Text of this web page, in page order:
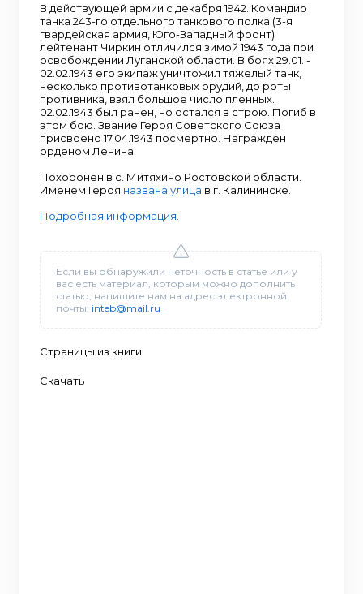
В действующей армии с декабря 1942. Командир
танка 243-го отдельного танкового полка (3-я
гвардейская армия, Юго-Западный фронт)
лейтенант Чиркин отличился зимой 1943 года при
освобождении Луганской области. В боях 29.01. -
02.02.1943 его экипаж уничтожил тяжелый танк,
несколько противотанковых орудий, до роты
противника, взял большое число пленных.
02.02.1943 был ранен, но остался в строю. Погиб в
этом бою. Звание Героя Советского Союза
присвоено 17.04.1943 посмертно. Награжден
орденом Ленина.
Похоронен в с. Митяхино Ростовской области.
Именем Героя названа улица в г. Калининске.
Подробная информация.
Если вы обнаружили неточность в статье или у
вас есть материал, которым можно дополнить
статью, напишите нам на адрес электронной
почты: inteb@mail.ru
Страницы из книги
Скачать